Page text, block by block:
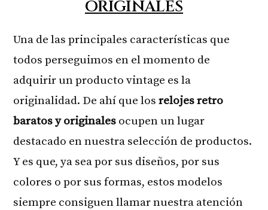
ORIGINALES
Una de las principales características que
todos perseguimos en el momento de
adquirir un producto vintage es la
originalidad. De ahí que losrelojes retro
baratos y originales ocupen un lugar
destacado en nuestra selección de productos.
Y es que, ya sea por sus diseños, por sus
colores o por sus formas, estos modelos
siempre consiguen llamar nuestra atención